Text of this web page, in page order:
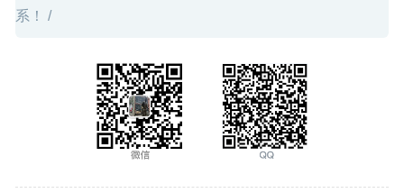
系！ /